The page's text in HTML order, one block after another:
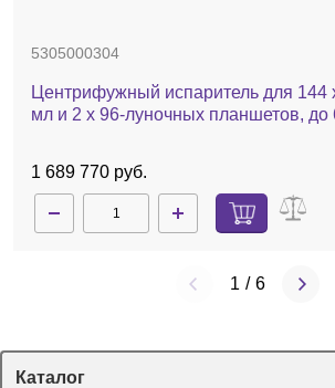
5305000304
Центрифужный испаритель для 144
мл и 2 х 96-луночных планшетов, до
1 689 770 руб.
1 / 6
Каталог